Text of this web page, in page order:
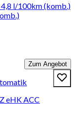
4,8 l/100km (komb.)
Zum Angebot
eHK ACC